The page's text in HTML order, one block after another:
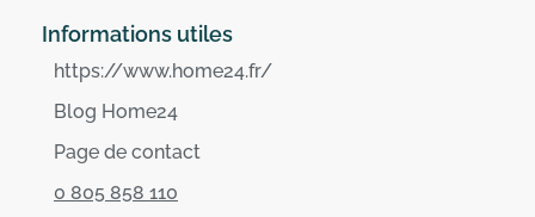
Informations utiles
https://www.home24.fr/
Blog Home24
Page de contact
0 805 858 110